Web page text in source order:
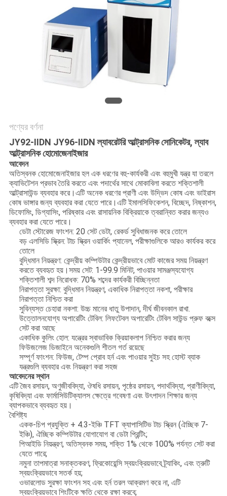
POLICY
পণ্যের বর্ণনা
JY92-IIDN JY96-IIDN ল্যাবরেটরি আল্ট্রাসনিক সোনিকেটর, ল্যাব
আল্ট্রাসনিক হোমোজেনাইজার
আবেদন
অতিস্বনক হোমোজেনাইজার হল এক ধরণের বহু-কার্যকরী এবং বহুমুখী যন্ত্র যা তরলে
ক্যাভিটেশন প্রভাব তৈরি করতে এবং পদার্থের সাথে মোকাবিলা করতে শক্তিশালী
আল্ট্রাসাউন্ড ব্যবহার করে।এটি অনেক ধরণের প্রাণী এবং উদ্ভিদ কোষ এবং ভাইরাস
কোষ ভাঙ্গার জন্য ব্যবহার করা যেতে পারে।এটি ইমালসিফিকেশন, বিচ্ছেদ, নিষ্কাশন,
ডিফোমিং, ডিগ্যাসিং, পরিষ্কার এবং রাসায়নিক বিক্রিয়াকে ত্বরান্বিত করার জন্যও
ব্যবহার করা যেতে পারে।
ডেটা স্টোরেজ ফাংশন: 20 সেট ডেটা, রেকর্ড সুবিধাজনক করে তোলে
বড় এলসিডি স্ক্রিন: টাচ স্ক্রিন ওয়ার্কিং প্যানেল, পরীক্ষাগুলিকে আরও কার্যকর করে
তোলে
বুদ্ধিমান নিয়ন্ত্রণ: কেন্দ্রীয় কম্পিউটার কেন্দ্রীয়ভাবে মোট কাজের সময় নিয়ন্ত্রণ
করতে ব্যবহৃত হয়।সময় সেট: 1-99.9 মিনিট, পাওয়ার সামঞ্জস্যযোগ্য
শক্তিশালী শব্দ নিরোধক: 70% শব্দের কার্যকরী বিচ্ছিন্নতা
নিরাপত্তা সুরক্ষা: বুদ্ধিমান নিয়ন্ত্রণ, একাধিক নিরাপত্তা নকশা, পরীক্ষার
নিরাপত্তা নিশ্চিত করা
সুবিন্যস্ত চেহারা নকশা: উচ্চ মানের ধাতু উপাদান, দীর্ঘ জীবনকাল রাখা.
উত্তোলনযোগ্য অপারেটিং টেবিল: লিফটেবল অপারেটিং টেবিল সাউন্ড প্রুফ বক্সে
সেট করা আছে
একাধিক কুলিং হোল: যন্ত্রের স্বাভাবিক ক্রিয়াকলাপ নিশ্চিত করার জন্য
ফিউজলেজ ডিজাইনে অনেকগুলি শীতল গর্ত রয়েছে
সম্পূর্ণ ফাংশন: ফিউজ, টেম্প প্রোব হর্ন এবং পাওয়ার সুইচ সহ হোস্ট ব্যাক
যন্ত্রগুলি ব্যবহার এবং নিয়ন্ত্রণ করা সহজ
আবেদনের স্থান
এটি জৈব রসায়ন, অণুজীববিদ্যা, ঔষধি রসায়ন, পৃষ্ঠের রসায়ন, পদার্থবিদ্যা, প্রাণীবিদ্যা,
কৃষিবিদ্যা এবং ফার্মাসিউটিক্যালস ক্ষেত্রে গবেষণা এবং উৎপাদন শিক্ষার জন্য
ব্যাপকভাবে ব্যবহৃত হয়।
বৈশিষ্ট্য
একক-চিপ প্রযুক্তি + 4.3-ইঞ্চি TFT ক্যাপাসিটিভ টাচ স্ক্রিন (ঐচ্ছিক 7-
ইঞ্চি), ঐচ্ছিক কম্পিউটার যোগাযোগ বা ডেটা প্রিন্টিং;
পিআইডি নিয়ন্ত্রণ, অতিস্বনক সময়, শক্তি 1% থেকে 100% পর্যন্ত সেট করা
যেতে পারে;
নমুনা তাপমাত্রা সনাক্তকরণ, ফ্রিকোয়েন্সি স্বয়ংক্রিয়ভাবে ট্র্যাকিং, এবং ত্রুটি
স্বয়ংক্রিয়ভাবে সতর্ক হয়;
ওভারলোড সুরক্ষা ফাংশন সহ এবং হর্ন তরল আক্রমণ করে না, এটি
স্বয়ংক্রিয়ভাবে শিংটিকে ক্ষতি থেকে রক্ষা করবে;